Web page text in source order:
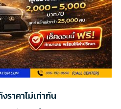
ราคาไม่เท่ากัน